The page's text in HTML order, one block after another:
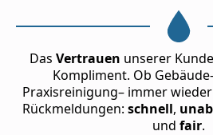
Das Vertrauen unserer
Kompliment. Ob
Praxisreinigung– immer
Rückmeldungen: schnell,
und fair.